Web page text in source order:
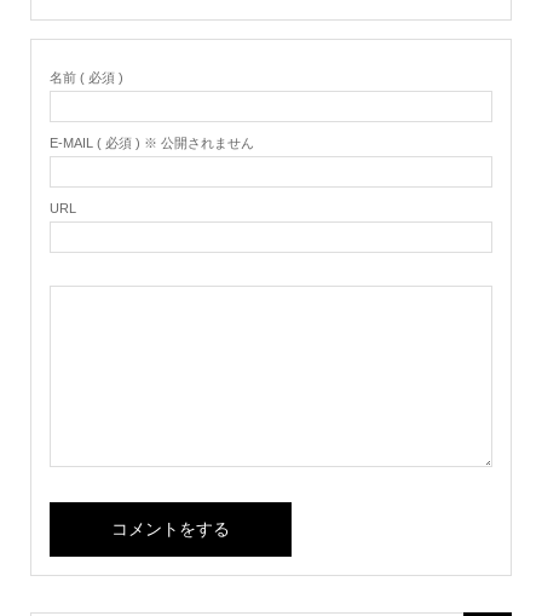
名前 ( 必須 )
E-MAIL ( 必須 ) ※ 公開されません
URL